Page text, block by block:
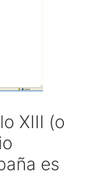
XIII (o
es